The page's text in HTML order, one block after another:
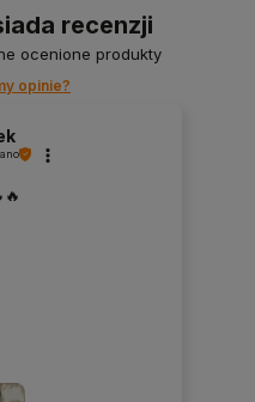
recenzji
ocenione produkty
opinie?